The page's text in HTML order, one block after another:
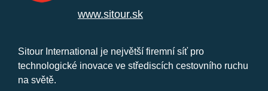
www.sitour.sk
Sitour International je největší firemní síť pro
technologické inovace ve střediscích cestovního ruchu
na světě.